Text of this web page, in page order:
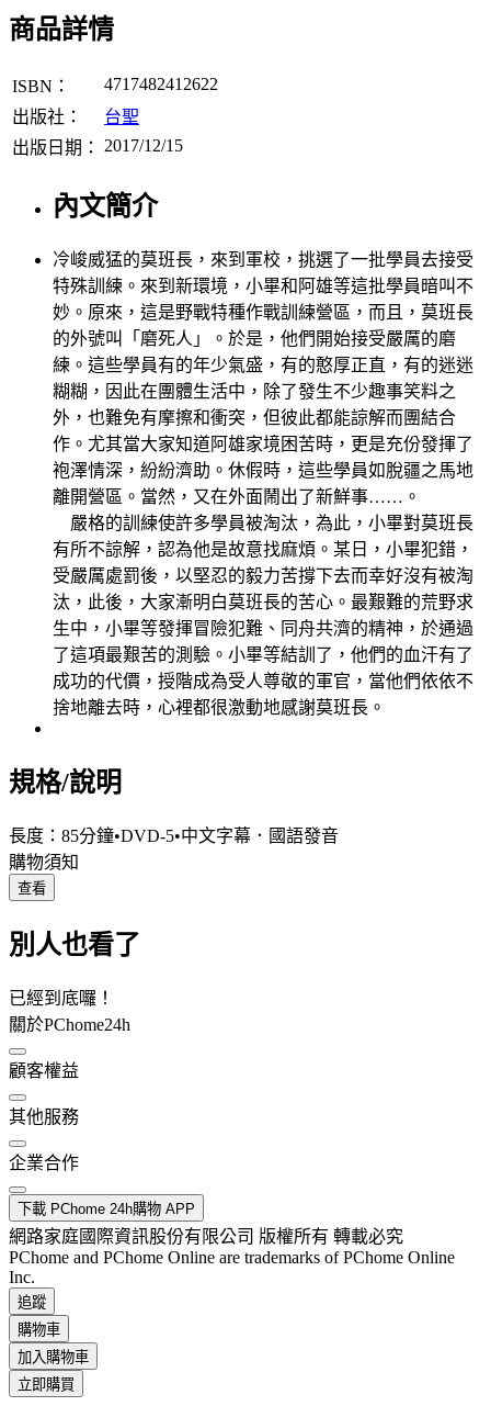
商品詳情
ISBN：
4717482412622
出版社：
台聖
出版日期：
2017/12/15
內文簡介
冷峻威猛的莫班長，來到軍校，挑選了一批學員去接受
特殊訓練。來到新環境，小畢和阿雄等這批學員暗叫不
妙。原來，這是野戰特種作戰訓練營區，而且，莫班長
的外號叫「磨死人」。於是，他們開始接受嚴厲的磨
練。這些學員有的年少氣盛，有的憨厚正直，有的迷迷
糊糊，因此在團體生活中，除了發生不少趣事笑料之
外，也難免有摩擦和衝突，但彼此都能諒解而團結合
作。尤其當大家知道阿雄家境困苦時，更是充份發揮了
袍澤情深，紛紛濟助。休假時，這些學員如脫疆之馬地
離開營區。當然，又在外面鬧出了新鮮事……。
嚴格的訓練使許多學員被淘汰，為此，小畢對莫班長
有所不諒解，認為他是故意找麻煩。某日，小畢犯錯，
受嚴厲處罰後，以堅忍的毅力苦撐下去而幸好沒有被淘
汰，此後，大家漸明白莫班長的苦心。最艱難的荒野求
生中，小畢等發揮冒險犯難、同舟共濟的精神，於通過
了這項最艱苦的測驗。小畢等結訓了，他們的血汗有了
成功的代價，授階成為受人尊敬的軍官，當他們依依不
捨地離去時，心裡都很激動地感謝莫班長。
規格/說明
長度：85分鐘•DVD-5•中文字幕．國語發音
購物須知
查看
別人也看了
已經到底囉！
關於PChome24h
顧客權益
其他服務
企業合作
下載 PChome 24h購物 APP
網路家庭國際資訊股份有限公司 版權所有 轉載必究
PChome and PChome Online are trademarks of PChome Online
Inc.
追蹤
購物車
加入購物車
立即購買